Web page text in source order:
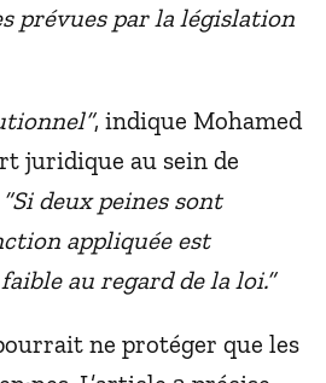
prévues par la législation
, indique Mohamed
juridique au sein de
“Si deux peines sont
appliquée est
au regard de la loi.”
ne protéger que les